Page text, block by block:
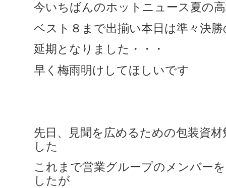
今いちばんのホットニュース夏の
ベスト８まで出揃い本日は準々決
延期となりました・・・
早く梅雨明けしてほしいです
先日、見聞を広めるための包装資
した
これまで営業グループのメンバー
したが